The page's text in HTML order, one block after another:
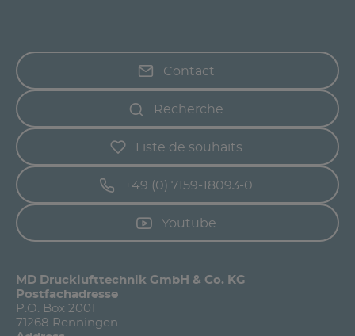
Contact
Recherche
Liste de souhaits
+49 (0) 7159-18093-0
Youtube
MD Drucklufttechnik GmbH & Co. KG
Postfachadresse
P.O. Box 2001
71268 Renningen